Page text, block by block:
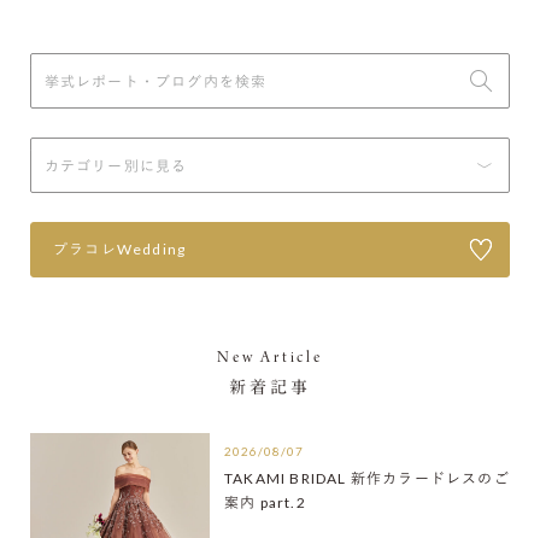
プラコレWedding
New Article
新着記事
2026/08/07
TAKAMI BRIDAL 新作カラードレスのご
案内 part.2